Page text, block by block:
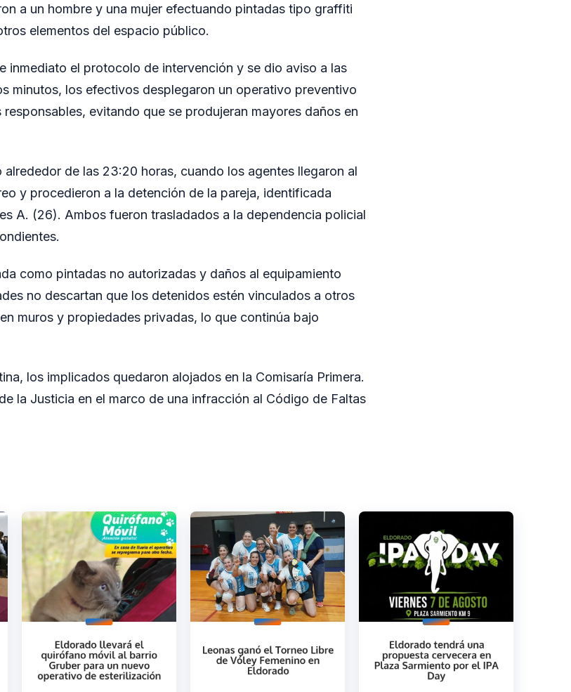
a un hombre y una mujer efectuando pintadas tipo graffiti
elementos del espacio público.
inmediato el protocolo de intervención y se dio aviso a las
minutos, los efectivos desplegaron un operativo preventivo
evitando que se produjeran mayores daños en
de las 23:20 horas, cuando los agentes llegaron al
y procedieron a la detención de la pareja, identificada
A. (26). Ambos fueron trasladados a la dependencia policial
como pintadas no autorizadas y daños al equipamiento
no descartan que los detenidos estén vinculados a otros
muros y propiedades privadas, lo que continúa bajo
los implicados quedaron alojados en la Comisaría Primera.
la Justicia en el marco de una infracción al Código de Faltas